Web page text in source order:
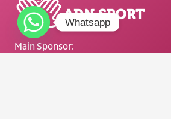
Main Sponsor:
Whatsapp